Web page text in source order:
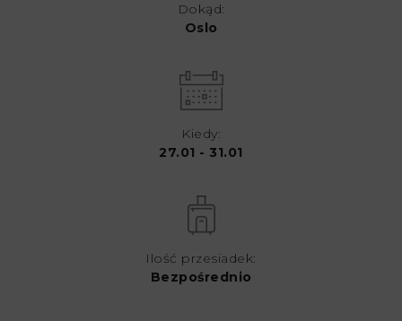
Dokąd:
Oslo
Kiedy:
27.01 - 31.01
Ilość przesiadek:
Bezpośrednio